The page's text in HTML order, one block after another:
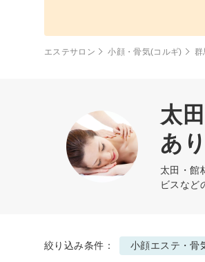
エステサロン 小顔・骨気(コルギ) 群
太
あり
太田・館
ビスなど
絞り込み条件： 小顔エステ・骨